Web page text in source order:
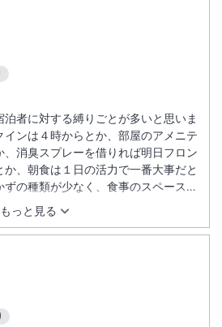
もっと見る
者に対する縛りごとが多いと思いま
ンは４時からとか、部屋のアメニテ
、消臭スプレーを借りれば明日フロン
か、朝食は１日の活力で一番大事だと
の種類が少なく、食事のスペースも
都合に合わせないとならないホテルだ
。辛口の口コミになってしまいすみま